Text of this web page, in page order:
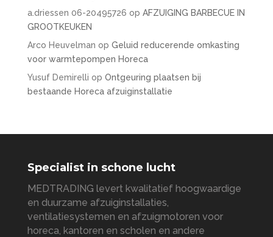
a.driessen 06-20495726 op AFZUIGING BARBECUE IN
GROOTKEUKEN
Arco Heuvelman op Geluid reducerende omkasting
voor warmtepompen Horeca
Yusuf Demirelli op Ontgeuring plaatsen bij
bestaande Horeca afzuiginstallatie
Specialist in schone lucht
MEDTRADING levert kwalitatief hoogwaardige
en duurzame afzuiginstallaties,
ventilatiesystemen en afzuigmotoren voor
horeca, kantoren en scholen en andere